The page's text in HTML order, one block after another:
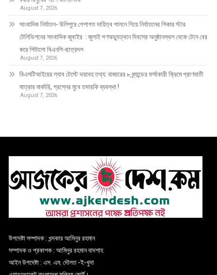
August 7, 2026
সাংবাদিক নির্যাতন- উলিপুরে পেশাগত দায়িত্ব পালনে গিয়ে নির্যাতনের শিকার স্টার
টেলিভিশনের সাংবাদিক জুবাইর : জুলাই গণঅভ্যুত্থান দিবসের অনুষ্ঠানস্থল থেকে টেনে বের
করে পিটালো বিএনপি-ছাত্রদল
August 7, 2026
বিএসটিআইয়ের ল্যাব টেস্টে ভয়াবহ তথ্য: বাজারের ৮ ব্র্যান্ডের ফর্সাকারী ক্রিমে প্রাণঘাতী
মাত্রার মার্কারি, প্রশ্নের মুখে তদারকি ব্যবস্থা !
August 7, 2026
উপদেষ্টা সম্পাদক : খন্দকার আমিনুর রহমান
সম্পাদক ও প্রকাশক : আমিনুর রহমান বাদশাহ
আইন উপদেষ্টা : এস. এম. দৌলত -ই-খুদা